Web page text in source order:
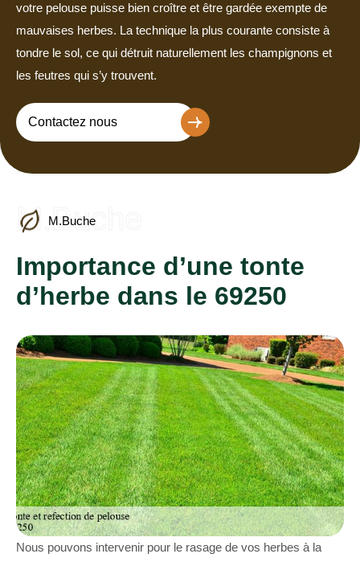
votre pelouse puisse bien croître et être gardée exempte de
mauvaises herbes. La technique la plus courante consiste à
tondre le sol, ce qui détruit naturellement les champignons et
les feutres qui s’y trouvent.
Contactez nous
M.Buche
M.Buche
Importance d’une tonte
d’herbe dans le 69250
Nous pouvons intervenir pour le rasage de vos herbes à la